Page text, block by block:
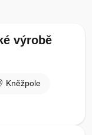
výrobě
Kněžpole